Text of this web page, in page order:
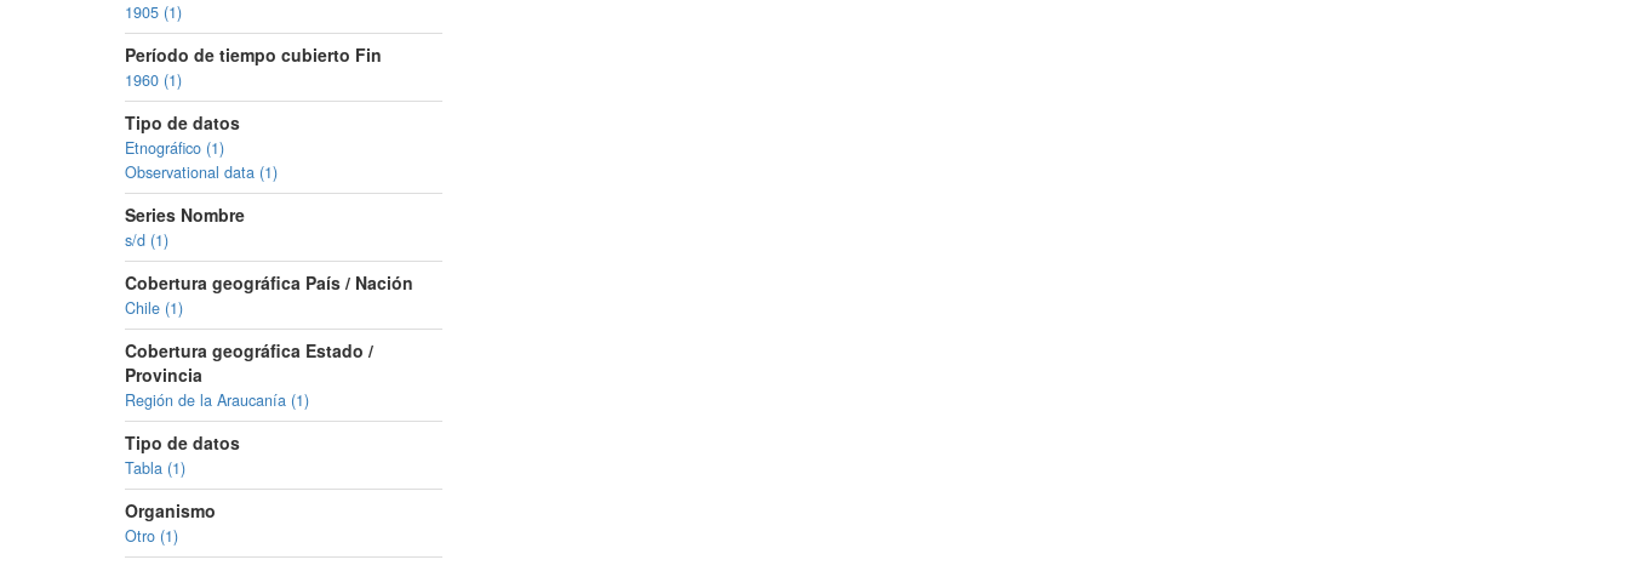
1905 (1)
Período de tiempo cubierto Fin
1960 (1)
Tipo de datos
Etnográfico (1)
Observational data (1)
Series Nombre
s/d (1)
Cobertura geográfica País / Nación
Chile (1)
Cobertura geográfica Estado /
Provincia
Región de la Araucanía (1)
Tipo de datos
Tabla (1)
Organismo
Otro (1)